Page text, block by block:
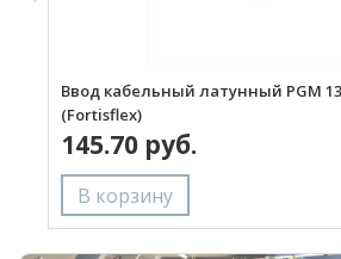
Ввод кабельный латунный PGM
(Fortisflex)
145.70 руб.